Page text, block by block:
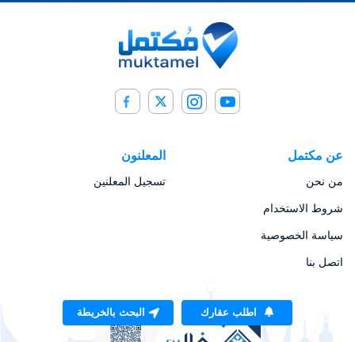
عن مكتمل
من نحن
شروط الاستخدام
سياسة الخصوصية
اتصل بنا
المعلنون
تسجيل المعلنين
اطلب عقارك البحث بالخريطة